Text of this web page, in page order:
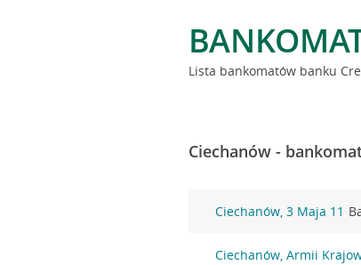
Lista bankomatów banku
Ciechanów -
Ciechanów, 3 Maja 11
Ciechanów, Armii